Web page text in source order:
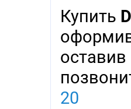
Купить
20